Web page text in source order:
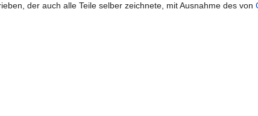
der auch alle Teile selber zeichnete, mit Ausnahme des von